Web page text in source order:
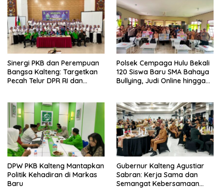
Sinergi PKB dan Perempuan
Bangsa Kalteng: Targetkan
Pecah Telur DPR RI dan
Polsek Cempaga Hulu Bekali
120 Siswa Baru SMA Bahaya
Bullying, Judi Online hingga
DPW PKB Kalteng Mantapkan
Politik Kehadiran di Markas
Baru
Gubernur Kalteng Agustiar
Sabran: Kerja Sama dan
Semangat Kebersamaan